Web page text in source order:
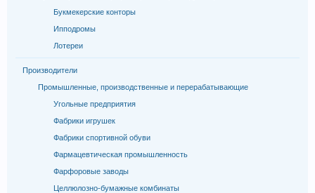
Букмекерские конторы
Ипподромы
Лотереи
Производители
Промышленные, производственные и перерабатывающие
Угольные предприятия
Фабрики игрушек
Фабрики спортивной обуви
Фармацевтическая промышленность
Фарфоровые заводы
Целлюлозно-бумажные комбинаты